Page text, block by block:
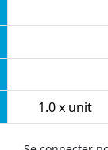
1.0 x unit